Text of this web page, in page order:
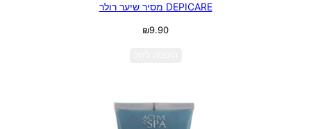
DEPICARE מסיר שיער רולר
₪9.90